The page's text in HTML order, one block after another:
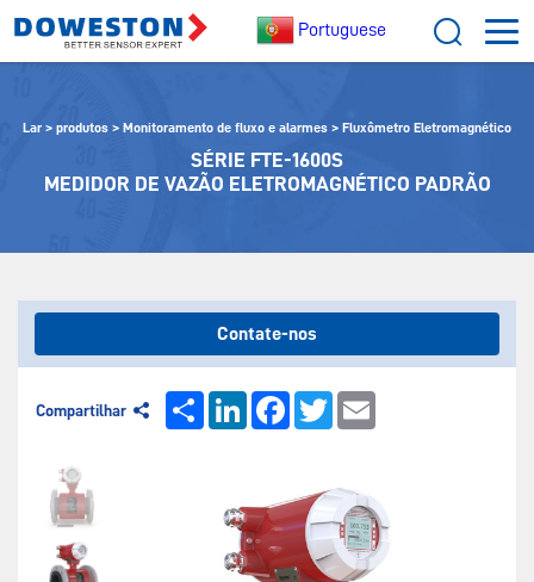
Portuguese
Lar > produtos > Monitoramento de fluxo e alarmes > Fluxômetro Eletromagnético
SÉRIE FTE-1600S
MEDIDOR DE VAZÃO ELETROMAGNÉTICO PADRÃO
Compartilhar Share LinkedInFacebook
Twitter
Contate-nos